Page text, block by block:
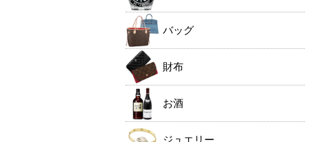
バッグ
財布
お酒
ジュエリー